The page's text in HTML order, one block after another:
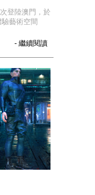
登陸澳門，於
藝術空間
- 繼續閱讀